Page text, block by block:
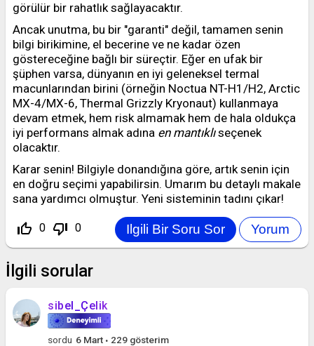
görülür bir rahatlık sağlayacaktır.
Ancak unutma, bu bir "garanti" değil, tamamen senin
bilgi birikimine, el becerine ve ne kadar özen
göstereceğine bağlı bir süreçtir. Eğer en ufak bir
şüphen varsa, dünyanın en iyi geleneksel termal
macunlarından birini (örneğin Noctua NT-H1/H2, Arctic
MX-4/MX-6, Thermal Grizzly Kryonaut) kullanmaya
devam etmek, hem risk almamak hem de hala oldukça
iyi performans almak adına en mantıklıseçenek
olacaktır.
Karar senin! Bilgiyle donandığına göre, artık senin için
en doğru seçimi yapabilirsin. Umarım bu detaylı makale
sana yardımcı olmuştur. Yeni sisteminin tadını çıkar!
thumb_up_off_alt 0 thumb_down_off_alt 0
İlgili sorular
sibel_Çelik
sordu 6 Mart 229gösterim